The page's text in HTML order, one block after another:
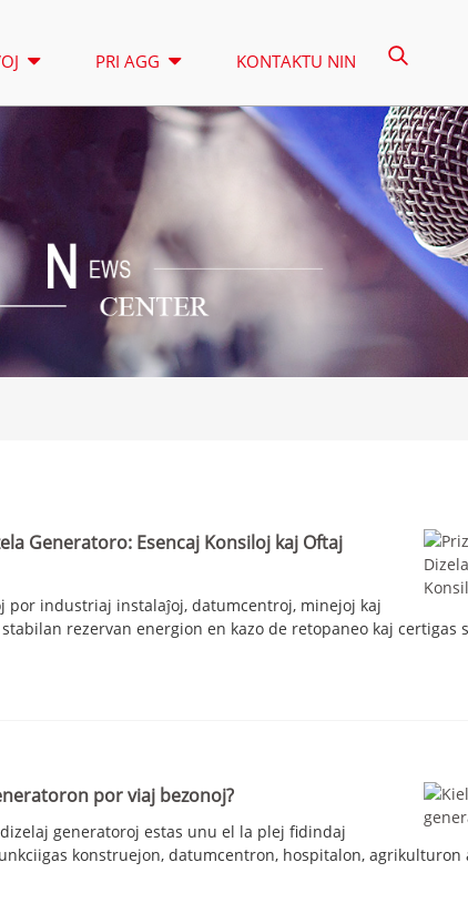
SERIO A 16,5-150 KVA
CU SERIO 33-300 KVA
P-SERIO 10-220 KVA
SERIO A 165-
CU SERIO 275-
P-SERIO 250-
LUMTURO LUO
KONTROLO
PRI AGG KONTAKTU NIN
Generatoro: Esencaj Konsiloj kaj Oftaj
industriaj instalaĵoj, datumcentroj, minejoj kaj
rezervan energion en kazo de retopaneo kaj certigas
por viaj bezonoj?
generatoroj estas unu el la plej fidindaj
konstruejon, datumcentron, hospitalon, agrikulturon